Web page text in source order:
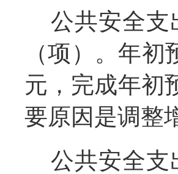
公共安全支
（项）。年
元，完成年初
要原因是调整
公共安全支